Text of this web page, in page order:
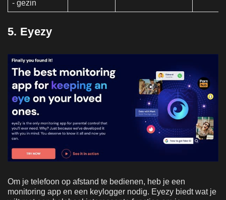
- gezin
5. Eyezy
Om je telefoon op afstand te bedienen, heb je een
monitoring app en een keylogger nodig. Eyezy biedt wat je